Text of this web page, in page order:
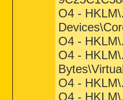
O4 -
O4 -
O4 -
O4 -
O4 -